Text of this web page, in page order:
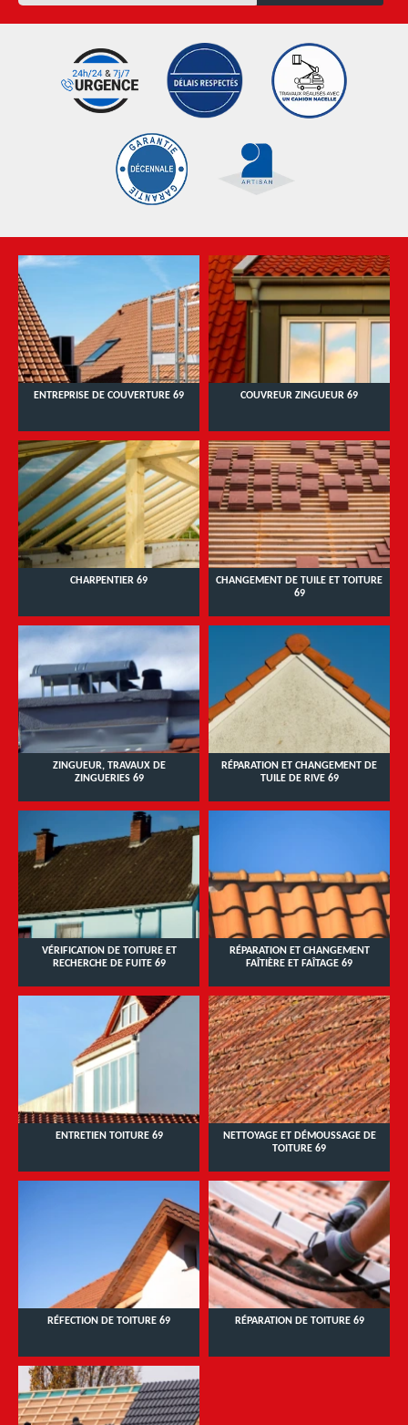
ENTREPRISE DE COUVERTURE 69 COUVREUR ZINGUEUR 69
CHARPENTIER 69
CHANGEMENT DE TUILE ET TOITURE
69
ZINGUEUR, TRAVAUX DE
ZINGUERIES 69
RÉPARATION ET CHANGEMENT DE
TUILE DE RIVE 69
VÉRIFICATION DE TOITURE ET
RECHERCHE DE FUITE 69
RÉPARATION ET CHANGEMENT
FAÎTIÈRE ET FAÎTAGE 69
ENTRETIEN TOITURE 69
NETTOYAGE ET DÉMOUSSAGE DE
TOITURE 69
RÉFECTION DE TOITURE 69 RÉPARATION DE TOITURE 69